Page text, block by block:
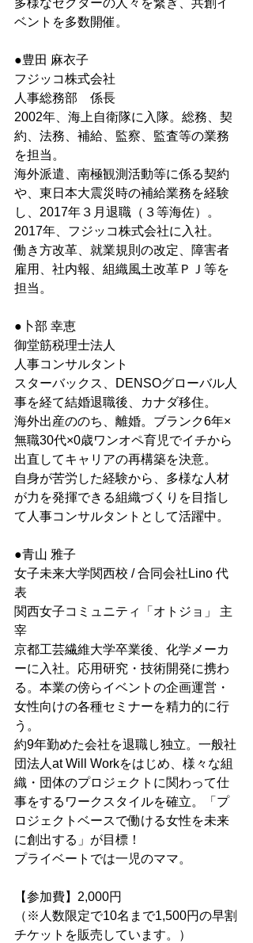
多様なセクターの人々を繋ぎ、共創イ
ベントを多数開催。
●豊田 麻衣子
フジッコ株式会社
人事総務部　係長
2002年、海上自衛隊に入隊。総務、契
約、法務、補給、監察、監査等の業務
を担当。
海外派遣、南極観測活動等に係る契約
や、東日本大震災時の補給業務を経験
し、2017年３月退職（３等海佐）。
2017年、フジッコ株式会社に入社。
働き方改革、就業規則の改定、障害者
雇用、社内報、組織風土改革ＰＪ等を
担当。
●卜部 幸恵
御堂筋税理士法人
人事コンサルタント
スターバックス、DENSOグローバル人
事を経て結婚退職後、カナダ移住。
海外出産ののち、離婚。ブランク6年×
無職30代×0歳ワンオペ育児でイチから
出直してキャリアの再構築を決意。
自身が苦労した経験から、多様な人材
が力を発揮できる組織づくりを目指し
て人事コンサルタントとして活躍中。
●青山 雅子
女子未来大学関西校 / 合同会社Lino 代
表
関西女子コミュニティ「オトジョ」 主
宰
京都工芸繊維大学卒業後、化学メーカ
ーに入社。応用研究・技術開発に携わ
る。本業の傍らイベントの企画運営・
女性向けの各種セミナーを精力的に行
う。
約9年勤めた会社を退職し独立。一般社
団法人at Will Workをはじめ、様々な組
織・団体のプロジェクトに関わって仕
事をするワークスタイルを確立。「プ
ロジェクトベースで働ける女性を未来
に創出する」が目標！
プライベートでは一児のママ。
【参加費】2,000円
（※人数限定で10名まで1,500円の早割
チケットを販売しています。）